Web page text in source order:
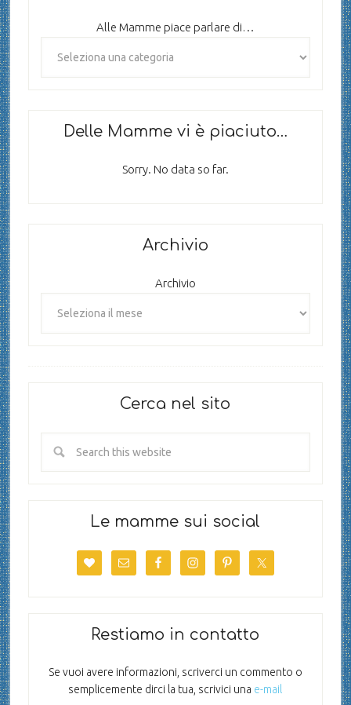
Alle Mamme piace parlare di…
Delle Mamme vi è piaciuto…
Sorry. No data so far.
Archivio
Archivio
Cerca nel sito
Le mamme sui social
Restiamo in contatto
Se vuoi avere informazioni, scriverci un commento o
semplicemente dirci la tua, scrivici una e-mail